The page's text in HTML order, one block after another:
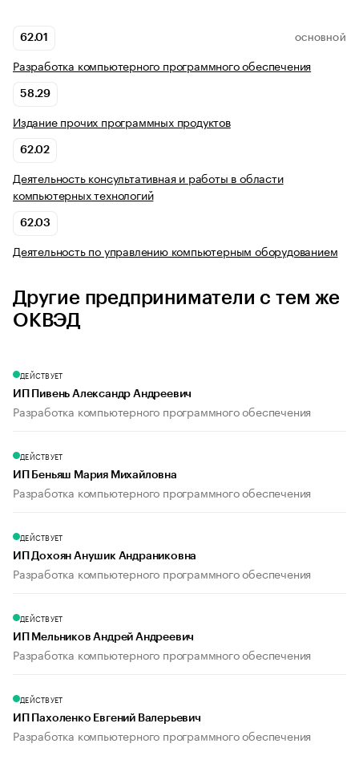
62.01 ОСНОВНОЙ
Разработка компьютерного программного обеспечения
58.29
Издание прочих программных продуктов
62.02
Деятельность консультативная и работы в области
компьютерных технологий
62.03
Деятельность по управлению компьютерным оборудованием
Другие предприниматели с тем же
ОКВЭД
ДЕЙСТВУЕТ
ИП Пивень Александр Андреевич
Разработка компьютерного программного обеспечения
ДЕЙСТВУЕТ
ИП Беньяш Мария Михайловна
Разработка компьютерного программного обеспечения
ДЕЙСТВУЕТ
ИП Дохоян Анушик Андраниковна
Разработка компьютерного программного обеспечения
ДЕЙСТВУЕТ
ИП Мельников Андрей Андреевич
Разработка компьютерного программного обеспечения
ДЕЙСТВУЕТ
ИП Пахоленко Евгений Валерьевич
Разработка компьютерного программного обеспечения